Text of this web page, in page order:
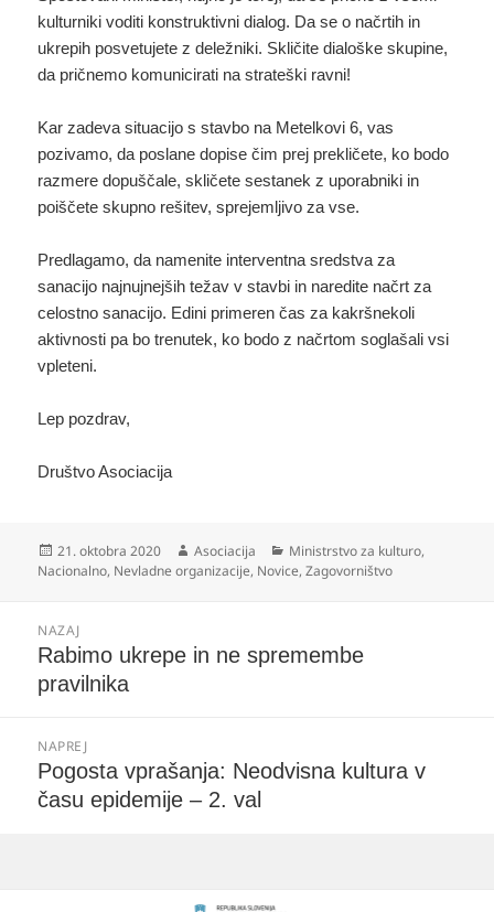
kulturniki voditi konstruktivni dialog. Da se o načrtih in
ukrepih posvetujete z deležniki. Skličite dialoške skupine,
da pričnemo komunicirati na strateški ravni!
Kar zadeva situacijo s stavbo na Metelkovi 6, vas
pozivamo, da poslane dopise čim prej prekličete, ko bodo
razmere dopuščale, skličete sestanek z uporabniki in
poiščete skupno rešitev, sprejemljivo za vse.
Predlagamo, da namenite interventna sredstva za
sanacijo najnujnejših težav v stavbi in naredite načrt za
celostno sanacijo. Edini primeren čas za kakršnekoli
aktivnosti pa bo trenutek, ko bodo z načrtom soglašali vsi
vpleteni.
Lep pozdrav,
Društvo Asociacija
Objavljeno
dne
21. oktobra 2020 Avtor
Asociacija Kategorije
Ministrstvo za kulturo,
Nacionalno, Nevladne organizacije, Novice,Zagovorništvo
prispevka
NAZAJ
Prejšnji
prispevek:
Rabimo ukrepe in ne spremembe
pravilnika
NAPREJ
Naslednji
prispevek:
Pogosta vprašanja: Neodvisna kultura v
času epidemije – 2. val